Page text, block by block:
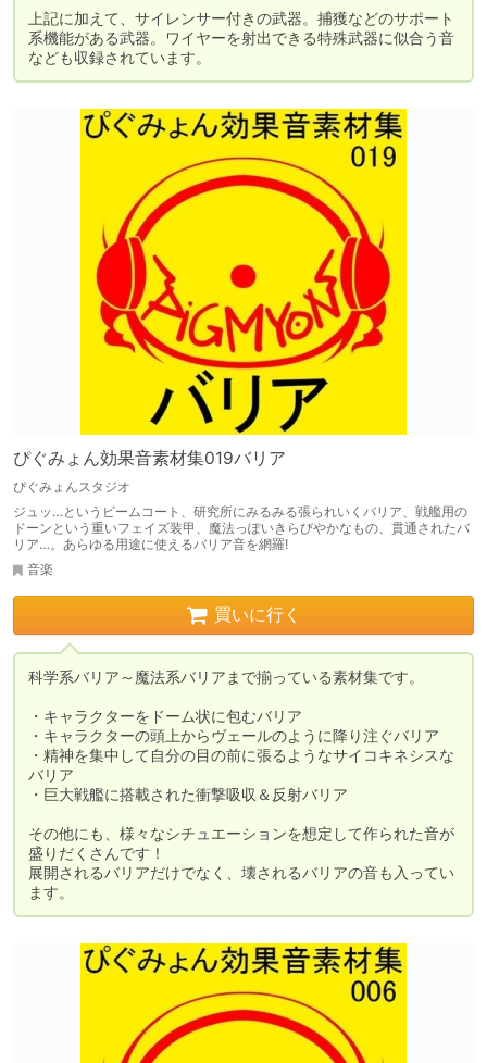
上記に加えて、サイレンサー付きの武器。捕獲などのサポート
系機能がある武器。ワイヤーを射出できる特殊武器に似合う音
なども収録されています。
ぴぐみょん効果音素材集019バリア
ぴぐみょんスタジオ
ジュッ…というビームコート、研究所にみるみる張られいくバリア、戦艦用の
ドーンという重いフェイズ装甲、魔法っぽいきらびやかなもの、貫通されたバ
リア…。あらゆる用途に使えるバリア音を網羅!
音楽
買いに行く
科学系バリア～魔法系バリアまで揃っている素材集です。
・キャラクターをドーム状に包むバリア
・キャラクターの頭上からヴェールのように降り注ぐバリア
・精神を集中して自分の目の前に張るようなサイコキネシスな
バリア
・巨大戦艦に搭載された衝撃吸収＆反射バリア
その他にも、様々なシチュエーションを想定して作られた音が
盛りだくさんです！
展開されるバリアだけでなく、壊されるバリアの音も入ってい
ます。